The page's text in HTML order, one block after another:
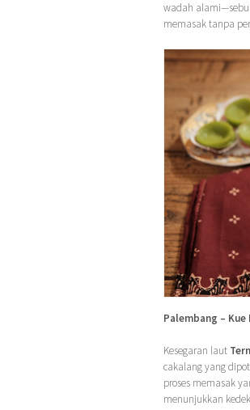
wadah
memasak tanpa
Palembang – Kue
Kesegaran laut
cakalang yang
proses memasak
menunjukkan